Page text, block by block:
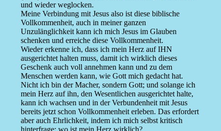
und wieder weglocken.
Meine Verbindung mit Jesus also ist diese biblische
Vollkommenheit, auch in meiner ganzen
Unzulänglichkeit kann ich mich Jesus im Glauben
schenken und erreiche diese Vollkommenheit.
Wieder erkenne ich, dass ich mein Herz auf IHN
ausgerichtet halten muss, damit ich wirklich dieses
Geschenk auch voll annehmen kann und zu dem
Menschen werden kann, wie Gott mich gedacht hat.
Nicht ich bin der Macher, sondern Gott; und solange ich
mein Herz auf ihn, den Wesentlichen ausgerichtet halte,
kann ich wachsen und in der Verbundenheit mit Jesus
bereits jetzt schon Vollkommenheit erleben. Das erfordert
aber auch Ehrlichkeit, indem ich mich selbst kritisch
hinterfrage: wo ist mein Herz wirklich?